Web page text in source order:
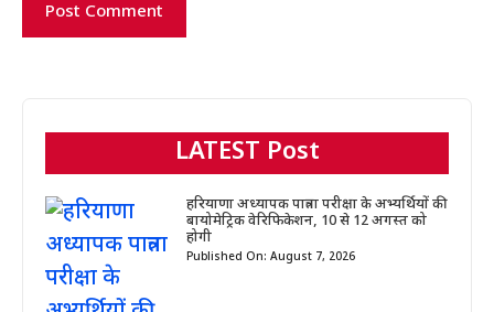
LATEST Post
हरियाणा अध्यापक पात्रता परीक्षा के अभ्यर्थियों की
बायोमेट्रिक वेरिफिकेशन, 10 से 12 अगस्त को
होगी
Published On: August 7, 2026